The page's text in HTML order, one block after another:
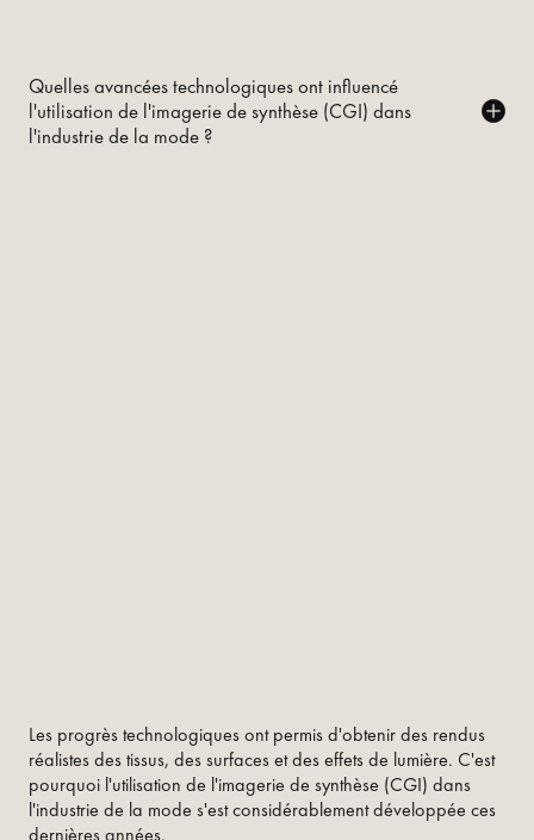
Quelles avancées technologiques ont influencé
l'utilisation de l'imagerie de synthèse (CGI) dans
l'industrie de la mode ?
Les progrès technologiques ont permis d'obtenir des rendus
réalistes des tissus, des surfaces et des effets de lumière. C'est
pourquoi l'utilisation de l'imagerie de synthèse (CGI) dans
l'industrie de la mode s'est considérablement développée ces
dernières années.